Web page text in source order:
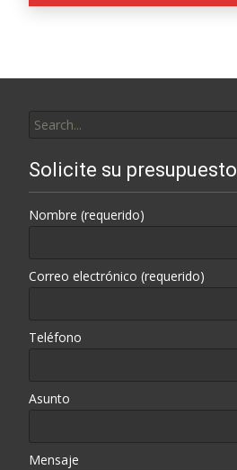
for:
Solicite su presupuesto
Nombre (requerido)
Correo electrónico (requerido)
Teléfono
Asunto
Mensaje